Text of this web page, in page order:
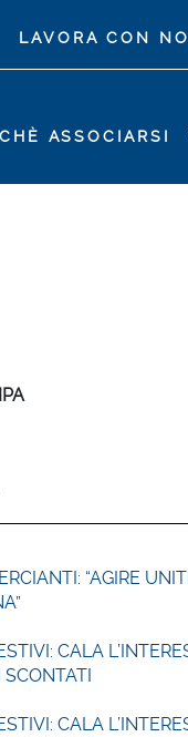
LAVORA CON
ASSOCIARSI
“AGIRE
CALA
SCONTATI
CALA